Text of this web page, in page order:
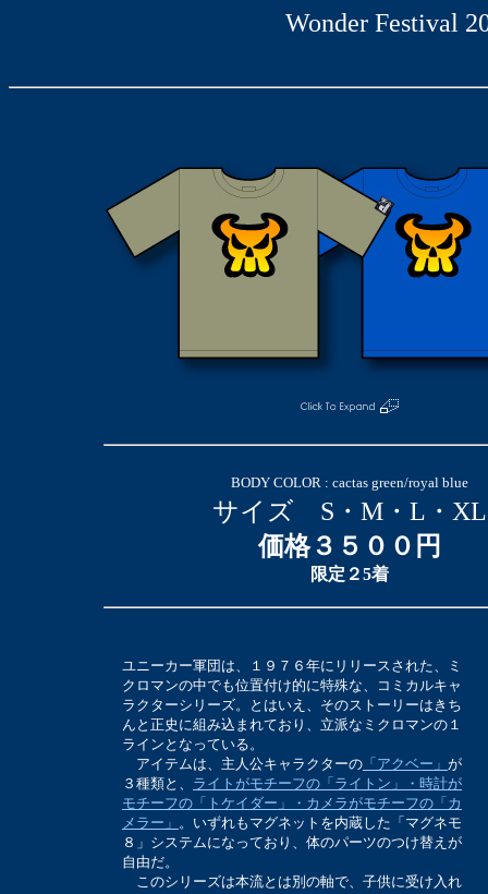
Wonder Festival
BODY COLOR : cactas green/royal blue
サイズ S・M・L・XL
価格３５００円
限定２5着
ユニーカー軍団は、１９７６年にリリースされた、ミ
クロマンの中でも位置付け的に特殊な、コミカルキャ
ラクターシリーズ。とはいえ、そのストーリーはきち
んと正史に組み込まれており、立派なミクロマンの１
ラインとなっている。
アイテムは、主人公キャラクターの 「アクベー」 が
３種類と、 ライトがモチーフの「ライトン」・時計が
モチーフの「トケイダー」・カメラがモチーフの「カ
メラー」 。いずれもマグネットを内蔵した「マグネモ
８」システムになっており、体のパーツのつけ替えが
自由だ。
このシリーズは本流とは別の軸で、子供に受け入れ